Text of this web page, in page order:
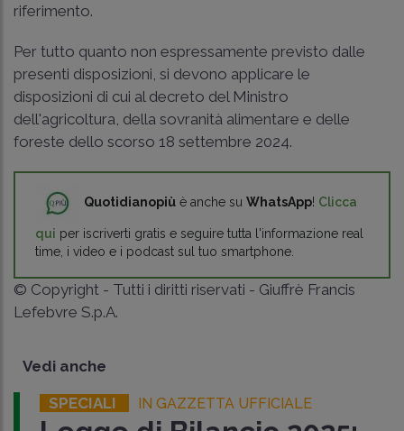
riferimento.
Per tutto quanto non espressamente previsto dalle
presenti disposizioni, si devono applicare le
disposizioni di cui al decreto del Ministro
dell'agricoltura, della sovranità alimentare e delle
foreste dello scorso 18 settembre 2024.
Quotidianopiù è anche su WhatsApp! Clicca
qui per iscriverti gratis e seguire tutta l'informazione real
time, i video e i podcast sul tuo smartphone.
© Copyright - Tutti i diritti riservati - Giuffrè Francis
Lefebvre S.p.A.
Vedi anche
SPECIALI IN GAZZETTA UFFICIALE